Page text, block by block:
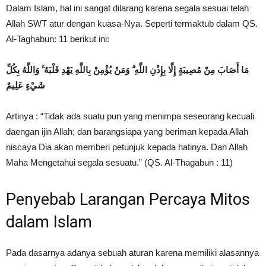
Dalam Islam, hal ini sangat dilarang karena segala sesuai telah
Allah SWT atur dengan kuasa-Nya. Seperti termaktub dalam QS.
Al-Taghabun: 11 berikut ini:
مَا أَصَابَ مِنْ مُصِيبَةٍ إِلَّا بِإِذْنِ اللَّهِ ۗ وَمَنْ يُؤْمِنْ بِاللَّهِ يَهْدِ قَلْبَهُ ۚ وَاللَّهُ بِكُلِّ
شَيْءٍ عَلِيمٌ
Artinya : “Tidak ada suatu pun yang menimpa seseorang kecuali
daengan ijin Allah; dan barangsiapa yang beriman kepada Allah
niscaya Dia akan memberi petunjuk kepada hatinya. Dan Allah
Maha Mengetahui segala sesuatu.” (QS. Al-Thagabun : 11)
Penyebab Larangan Percaya Mitos
dalam Islam
Pada dasarnya adanya sebuah aturan karena memiliki alasannya